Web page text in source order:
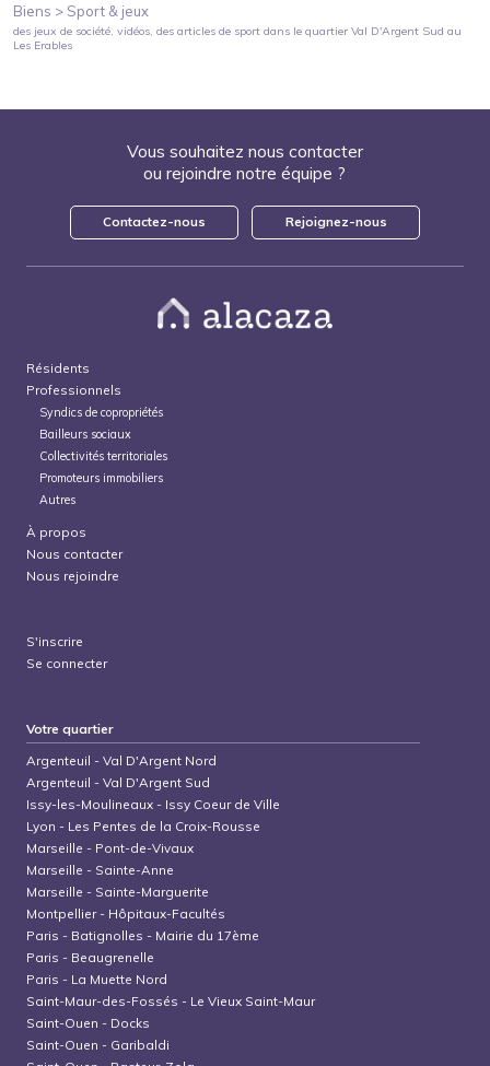
Biens > Sport & jeux
des jeux de société, vidéos, des articles de sport dans le quartierVal D'Argent Sud au
Les Erables
Vous souhaitez nous contacter
ou rejoindre notre équipe ?
Contactez-nous Rejoignez-nous
Résidents
Professionnels
Syndics de copropriétés
Bailleurs sociaux
Collectivités territoriales
Promoteurs immobiliers
Autres
À propos
Nous contacter
Nous rejoindre
S'inscrire
Se connecter
Votre quartier
Argenteuil -Val D'Argent Nord
Argenteuil -Val D'Argent Sud
Issy-les-Moulineaux - Issy Coeur de Ville
Lyon - Les Pentes de la Croix-Rousse
Marseille - Pont-de-Vivaux
Marseille - Sainte-Anne
Marseille - Sainte-Marguerite
Montpellier- Hôpitaux-Facultés
Paris - Batignolles - Mairie du 17ème
Paris - Beaugrenelle
Paris - La Muette Nord
Saint-Maur-des-Fossés - Le Vieux Saint-Maur
Saint-Ouen - Docks
Saint-Ouen - Garibaldi